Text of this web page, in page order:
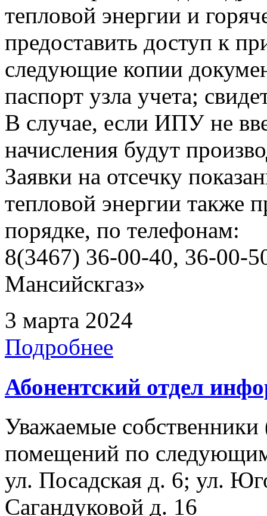
тепловой энергии и
предоставить доступ к
следующие копии
паспорт узла учета;
В случае, если ИПУ не
начисления будут
Заявки на отсечку
тепловой энергии также
порядке, по телефонам:
8(3467) 36-00-40, 36-
Мансийскгаз»
3 марта 2024
Подробнее
Абонентский отдел
Уважаемые
помещений по
ул. Посадская д. 6; ул.
Сагандуковой д. 16